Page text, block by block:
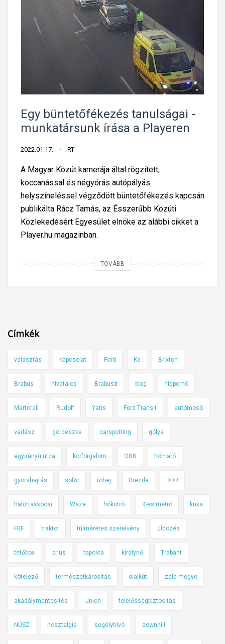
i
b
á
s
v
y
a
a
?
e
s
é
y
s
G
y
m
e
k
v
a
n
Egy büntetőfékezés tanulságai -
munkatársunk írása a Playeren
2022.01.17. RT
A Magyar Közút kamerája által rögzített,
koccanással és négyórás autópályás
helyszíneléssel végződött büntetőfékezés kapcsán
publikálta Rácz Tamás, az Ésszerűbb Közúti
Közlekedésért Egyesület elnöke az alábbi cikket a
Player.hu magazinban.
TOVÁBB
t
ő
f
é
k
z
é
s
t
u
l
s
á
g
a
i
u
Címkék
választás kapcsolat Ford Ka Brixton
Brabus hivatalos Brabusz blog hídpornó
Martorell Rudolf Yaris Ford Transit autómosó
vadász gördeszka carspotting gólya
egyirányú utca körforgalom OBB hómaró
gyorshajtás sofőr röhej Drezda DDR
halottaskocsi Waze hókotró 4-es metró kuka
FKF traktor túlméretes szerelvény üldözés
tetőbox prius tapolca királynő Trabant
kötelező természetkárosítás olajkút zala megye
akadálymentesítés union felelősségbiztosítás
NÚSZ nosztalgia segélyhívó downhill